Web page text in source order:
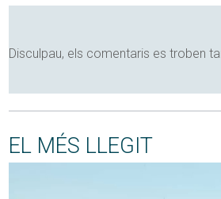
Disculpau, els comentaris es troben
EL MÉS LLEGIT